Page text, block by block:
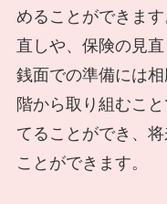
めることができま
直しや、保険の見
銭面での準備には
階から取り組むこ
てることができ、
ことができます。